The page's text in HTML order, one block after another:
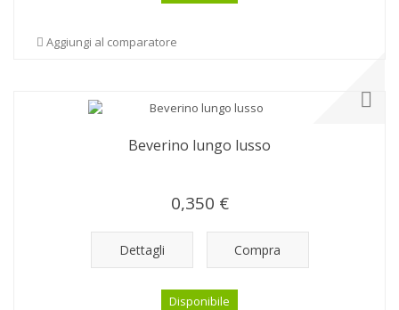
Aggiungi al comparatore
Beverino lungo lusso
0,350 €
Dettagli Compra
Disponibile